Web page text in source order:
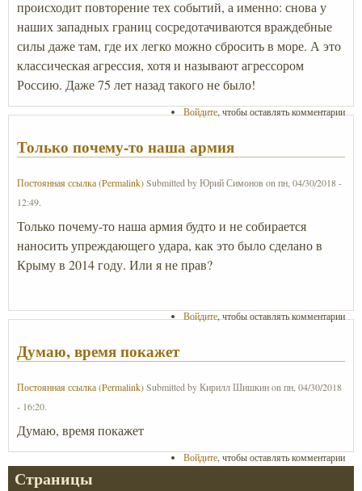
происходит повторение тех событий, а именно: снова у
наших западных границ сосредотачиваются враждебные
силы даже там, где их легко можно сбросить в море. А это
классическая агрессия, хотя и называют агрессором
Россию. Даже 75 лет назад такого не было!
Войдите, чтобы оставлять комментарии
Только почему-то наша армия
Постоянная ссылка (Permalink)Submitted byЮрий Симоновon пн, 04/30/2018 -
12:49.
Только почему-то наша армия будто и не собирается
наносить упреждающего удара, как это было сделано в
Крыму в 2014 году. Или я не прав?
Войдите, чтобы оставлять комментарии
Думаю, время покажет
Постоянная ссылка (Permalink)Submitted byКирилл Шишкинonпн, 04/30/2018
- 16:20.
Думаю, время покажет
Войдите, чтобы оставлять комментарии
Страницы